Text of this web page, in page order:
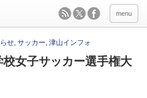
menu
せ, サッカー, 津山インフォ
女子サッカー選手権大